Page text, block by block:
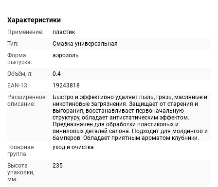
Характеристики
Применение:
пластик
Тип:
Смазка универсальная
Форма
выпуска:
аэрозоль
Объём, л:
0.4
EAN-13:
19243818
Расширенное
описание:
Быстро и эффективно удаляет пыль, грязь, масляные и
никотиновые загрязнения. Защищает от старения и
выгорания, восстанавливает первоначальную
структуру, обладает антистатическим эффектом.
Предназначен для обработки пластиковых и
виниловых деталей салона. Подходит для молдингов и
бамперов. Обладает приятным ароматом клубники.
Товарная
группа:
уход и очистка
Высота
упаковки,
мм:
235